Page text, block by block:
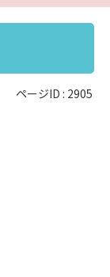
ページID : 2905